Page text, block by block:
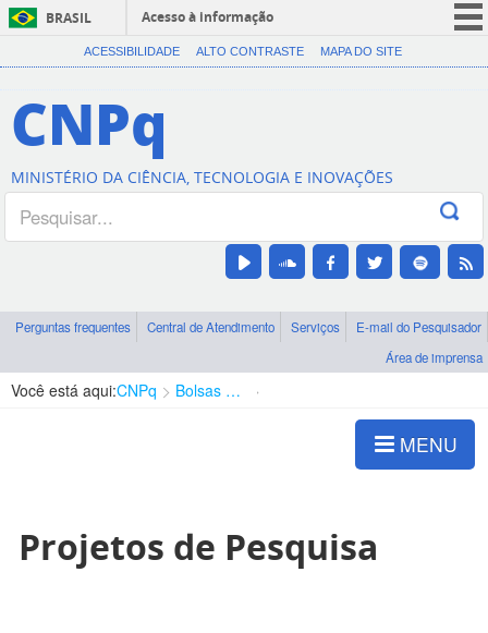
BRASIL
Acesso à informação
CORONAVÍRUS (COVID-19)
Canais
ACESSIBILIDADE ALTO CONTRASTE MAPA DO SITE
CNPq
MINISTÉRIO DA CIÊNCIA, TECNOLOGIA E INOVAÇÕES
Perguntas frequentes Central de Atendimento Serviços
E-mail do Pesquisador
Área de imprensa
Você está aqui:CNPq Bolsas e Auxílios Vigentes
MENU
Projetos de Pesquisa